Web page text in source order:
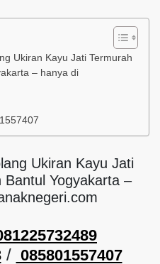
Ukiran Kayu Jati Termurah
– hanya di
Ukiran Kayu Jati
Bantul Yogyakarta –
/ 085801557407